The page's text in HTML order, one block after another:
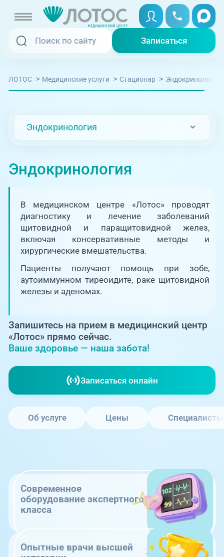
Записаться
Записаться
Услуги и цены
Отзывы
Адреса клиник
О клинике
Блог врачей
Новости
Пациентам
PreventAGE
+7 (351) 220-00-03
Записаться онлайн
Вызвать скорую
Медицина на дому
Телемедицина
+7 (351) 220-00-03
Единая справочная служба,
запись на прием
+7 (351) 220-03-03
Центр амбулаторной
онкологической помощи
Справочный телефон для
жителей Казахстана
ЛОТОС > Медицинские услуги > Стационар > Эндокринология
Эндокринология
Эндокринология
В медицинском центре «Лотос» проводят
диагностику и лечение заболеваний
щитовидной и паращитовидной желез,
включая консервативные методы и
хирургические вмешательства.
Пациенты получают помощь при зобе,
аутоиммунном тиреоидите, раке щитовидной
железы и аденомах.
Запишитесь на прием в медицинский центр
«Лотос» прямо сейчас.
Ваше здоровье — наша забота!
Записаться онлайн
Об услуге Цены Специалисты
Современное
оборудование экспертного
класса
Опытные врачи высшей